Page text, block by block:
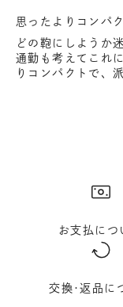
思ったよりコンパ
どの鞄にしようか
通勤も考えてこれ
りコンパクトで、
お支払につ
交換･返品に